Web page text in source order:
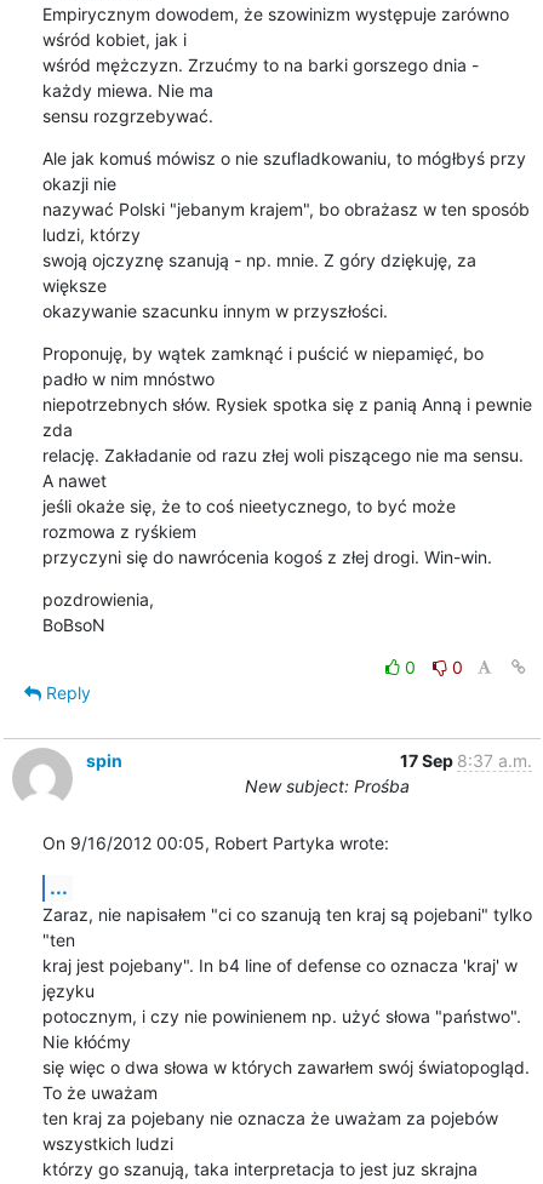
Empirycznym dowodem, że szowinizm występuje zarówno
wśród kobiet, jak i
wśród mężczyzn. Zrzućmy to na barki gorszego dnia -
każdy miewa. Nie ma
sensu rozgrzebywać.
Ale jak komuś mówisz o nie szufladkowaniu, to mógłbyś przy
okazji nie
nazywać Polski "jebanym krajem", bo obrażasz w ten sposób
ludzi, którzy
swoją ojczyznę szanują - np. mnie. Z góry dziękuję, za
większe
okazywanie szacunku innym w przyszłości.
Proponuję, by wątek zamknąć i puścić w niepamięć, bo
padło w nim mnóstwo
niepotrzebnych słów. Rysiek spotka się z panią Anną i pewnie
zda
relację. Zakładanie od razu złej woli piszącego nie ma sensu.
A nawet
jeśli okaże się, że to coś nieetycznego, to być może
rozmowa z ryśkiem
przyczyni się do nawrócenia kogoś z złej drogi. Win-win.
pozdrowienia,
BoBsoN
0
0
Reply
spin 17 Sep 8:37 a.m.
New subject: Prośba
On 9/16/2012 00:05, Robert Partyka wrote:
...
Zaraz, nie napisałem "ci co szanują ten kraj są pojebani" tylko
"ten
kraj jest pojebany". In b4 line of defense co oznacza 'kraj' w
języku
potocznym, i czy nie powinienem np. użyć słowa "państwo".
Nie kłóćmy
się więc o dwa słowa w których zawarłem swój światopogląd.
To że uważam
ten kraj za pojebany nie oznacza że uważam za pojebów
wszystkich ludzi
którzy go szanują, taka interpretacja to jest juz skrajna